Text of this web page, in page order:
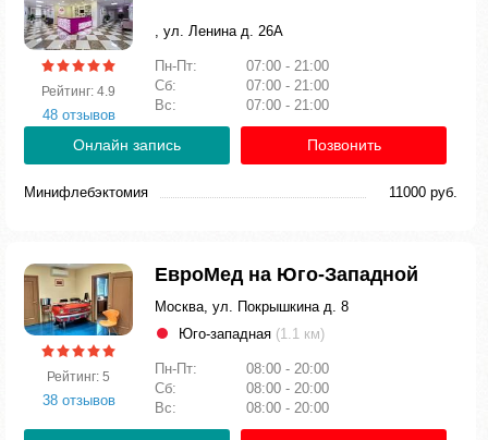
Рейтинг: 4.9
48 отзывов
, ул. Ленина д. 26А
Пн-Пт:
07:00 - 21:00
Сб:
07:00 - 21:00
Вс:
07:00 - 21:00
Онлайн запись Позвонить
Минифлебэктомия 11000 руб.
Рейтинг: 5
38 отзывов
ЕвроМед на Юго-Западной
Москва, ул. Покрышкина д. 8
Юго-западная (1.1 км)
Пн-Пт:
08:00 - 20:00
Сб:
08:00 - 20:00
Вс:
08:00 - 20:00